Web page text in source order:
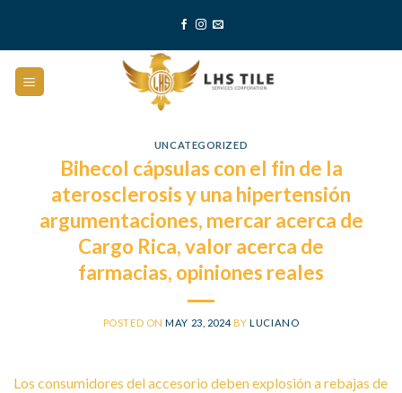
content
UNCATEGORIZED
Bihecol cápsulas con el fin de la
aterosclerosis y una hipertensión
argumentaciones, mercar acerca de
Cargo Rica, valor acerca de
farmacias, opiniones reales
POSTED ONMAY 23, 2024BYLUCIANO
Los consumidores del accesorio deben explosión a rebajas de